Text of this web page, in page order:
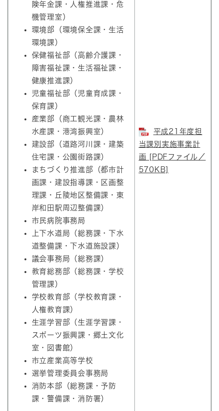
険年金課・人権推進課・危
機管理室）
環境部（環境保全課・生活
環境課）
保健福祉部（高齢介護課・
障害福祉課・生活福祉課・
健康推進課）
児童福祉部（児童育成課・
保育課）
産業部（商工観光課・農林
水産課・港湾振興室）
建設部（道路河川課・建築
住宅課・公園街路課）
まちづくり推進部（都市計
画課・建設指導課・区画整
理課・丘陵地区整備課・東
岸和田駅周辺整備課）
市民病院事務局
上下水道局（総務課・下水
道整備課・下水道施設課）
議会事務局（総務課）
教育総務部（総務課・学校
管理課）
学校教育部（学校教育課・
人権教育課）
生涯学習部（生涯学習課・
スポーツ振興課・郷土文化
室・図書館）
市立産業高等学校
選挙管理委員会事務局
消防本部（総務課・予防
課・警備課・消防署）
平成21年度担
当課別実施事業計
画 [PDFファイル／
570KB]